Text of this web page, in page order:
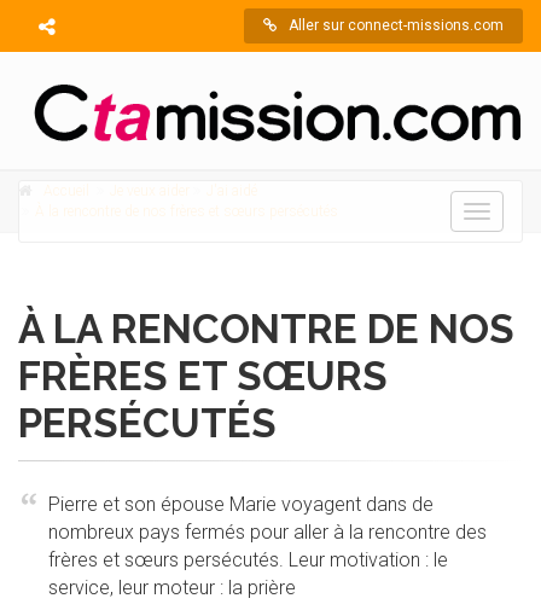
Aller sur connect-missions.com
Toggle
Accueil Je veux aider
J'ai aidé
À la rencontre de nos frères et sœurs persécutés
À LA RENCONTRE DE NOS
FRÈRES ET SŒURS
PERSÉCUTÉS
Pierre et son épouse Marie voyagent dans de
nombreux pays fermés pour aller à la rencontre des
frères et sœurs persécutés. Leur motivation : le
service, leur moteur : la prière